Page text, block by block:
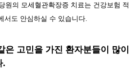
원의 모세혈관확장증 치료는 건강보험 적
서도 안심하실 수 있습니다.
은 고민을 가진 환자분들이 많이
.